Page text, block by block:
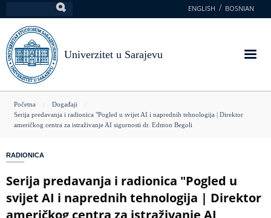
na
glavni
sadržaj
ENGLISH BOSNIAN
Univerzitet u Sarajevu
You
are
Početna
Događaji
Serija predavanja i radionica "Pogled u svijet AI i naprednih tehnologija | Direktor
američkog centra za istraživanje AI sigurnosti dr. Edmon Begoli
RADIONICA
Serija predavanja i radionica "Pogled u
svijet AI i naprednih tehnologija | Direktor
američkog centra za istraživanje AI